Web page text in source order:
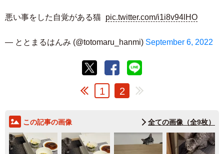
悪い事をした自覚がある猫 pic.twitter.com/i1i8v94lHO
— ととまるはんみ (@totomaru_hanmi) September 6, 2022
1 2
この記事の画像 全ての画像（全9枚）